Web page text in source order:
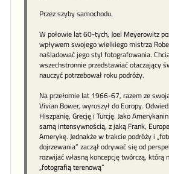
Przez szyby samochodu.
W połowie lat 60-tych, Joel Meyerowitz
wpływem swojego wielkiego mistrza
naśladować jego styl fotografowania.
wszechstronnie przedstawiać otaczający
nauczyć potrzebował roku podróży.
Na przełomie lat 1966-67, razem ze
Vivian Bower, wyruszył do Europy.
Hiszpanię, Grecję i Turcję. Jako
samą intensywnością, z jaką Frank,
Amerykę. Jednakże w trakcie podróży i
dojrzewania” zaczął odrywać się od
rozwijać własną koncepcję twórczą, którą
„fotografią terenową“